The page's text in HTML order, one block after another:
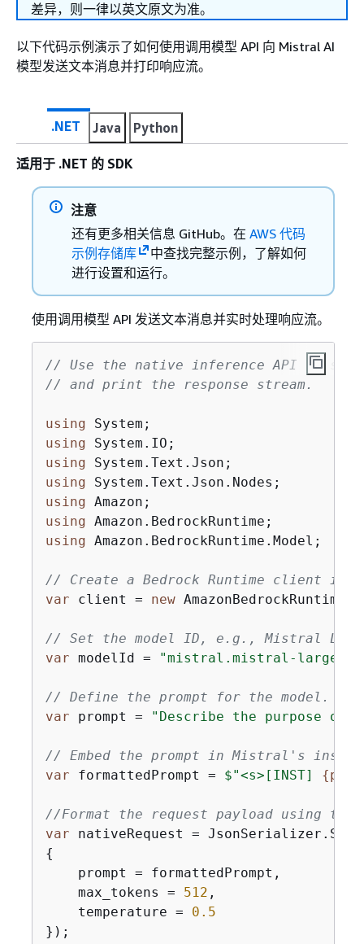
差异，则一律以英文原文为准。
以下代码示例演示了如何使用调用模型 API 向 Mistral AI
模型发送文本消息并打印响应流。
.NET Java Python
适用于 .NET 的 SDK
注意
还有更多相关信息 GitHub。在 AWS 代码
示例存储库
中查找完整示例，了解如何
进行设置和运行。
使用调用模型 API 发送文本消息并实时处理响应流。
// Use the native inference API to
// and print the response stream.
using
using
using
using
using
using
using Amazon.BedrockRuntime.Model;
// Create a Bedrock Runtime client in
var client = new
// Set the model ID, e.g., Mistral
var modelId = "mistral.mistral-large-
// Define the prompt for the model.
var prompt = "Describe the purpose
// Embed the prompt in Mistral's
var formattedPrompt = $"<s>[INST] {
//Format the request payload using
var nativeRequest =
{
    prompt = formattedPrompt,
    max_tokens =
512 ,
    temperature =
0.5
});